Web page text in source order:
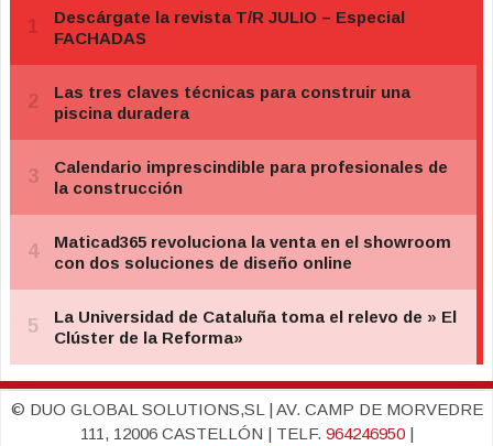
© DUO GLOBAL SOLUTIONS,SL | AV. CAMP DE MORVEDRE
111, 12006 CASTELLÓN | TELF. 964246950|